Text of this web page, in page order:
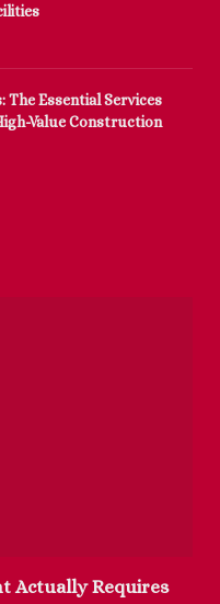
The Essential Services
Value Construction
Actually Requires